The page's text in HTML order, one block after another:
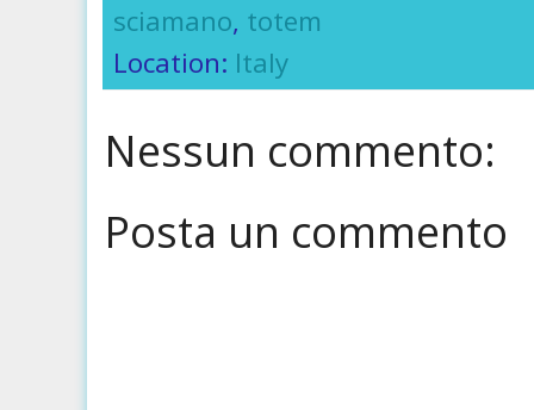
sciamano, totem
Location: Italy
Nessun commento:
Posta un commento